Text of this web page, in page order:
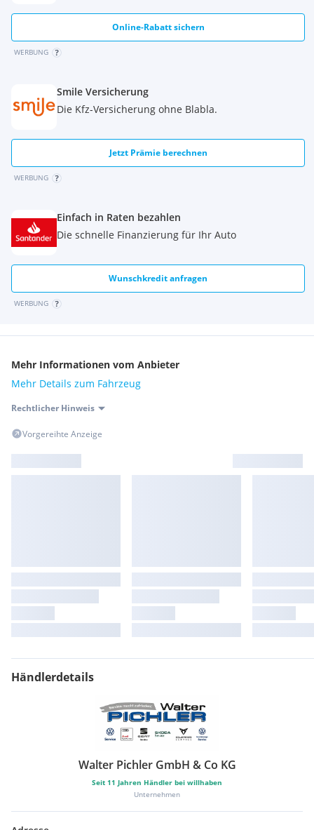
Online-Rabatt sichern
WERBUNG
Smile Versicherung
Die Kfz-Versicherung ohne Blabla.
Jetzt Prämie berechnen
WERBUNG
Einfach in Raten bezahlen
Die schnelle Finanzierung für Ihr Auto
Wunschkredit anfragen
WERBUNG
Mehr Informationen vom Anbieter
Mehr Details zum Fahrzeug
Rechtlicher Hinweis
Vorgereihte Anzeige
Händlerdetails
Walter Pichler GmbH & Co KG
Seit 11 Jahren Händler bei willhaben
Unternehmen